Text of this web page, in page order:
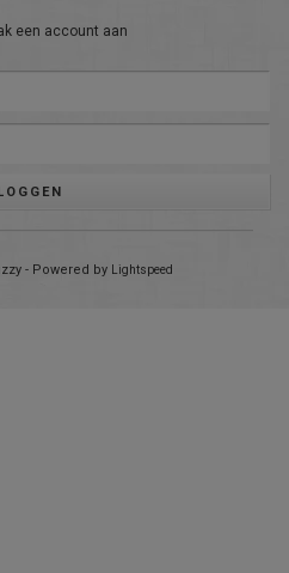
een account aan
- Powered by Lightspeed